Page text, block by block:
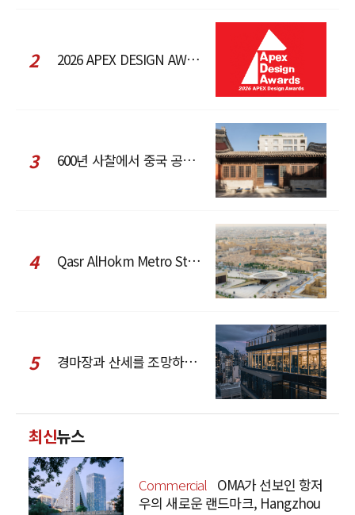
2 2026 APEX DESIGN AWARDS
3 600년 사찰에서 중국 공예와 현대 패션을 직조한 ZARA x Fanglu Lin Pop-Up
4 Qasr AlHokm Metro Station, 구도심과 현대 공공 인프라의 접점을 제안하다
5 경마장과 산세를 조망하는 CCD Hong Kong Creative Center
최신뉴스
Commercial OMA가 선보인 항저
우의 새로운 랜드마크, Hangzhou